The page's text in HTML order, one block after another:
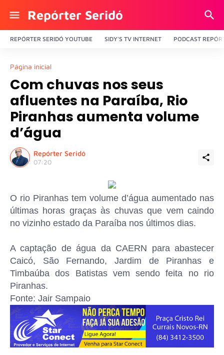
Repórter Seridó
REPÓRTER SERIDÓ YOUTUBE SIDY'S TV INTERNET PODCAST
Página inicial
Com chuvas nos seus
afluentes na Paraíba, Rio
Piranhas aumenta volume
d’água
Repórter Seridó
07:20
O rio Piranhas tem volume d’água aumentado nas
últimas horas graças às chuvas que vem caindo
no vizinho estado da Paraíba nos últimos dias.
A captação de água da CAERN para abastecer
Caicó, São Fernando, Jardim de Piranhas e
Timbaúba dos Batistas vem sendo feita no rio
Piranhas.
Fonte: Jair Sampaio